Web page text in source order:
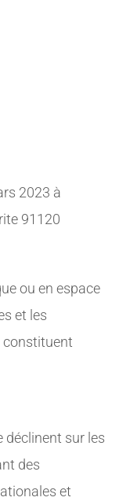
2023 à
91120
ou en espace
et les
constituent
déclinent sur les
des
et